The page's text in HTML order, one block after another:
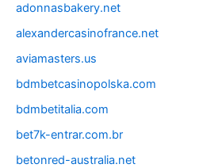
adonnasbakery.net
alexandercasinofrance.net
aviamasters.us
bdmbetcasinopolska.com
bdmbetitalia.com
bet7k-entrar.com.br
betonred-australia.net